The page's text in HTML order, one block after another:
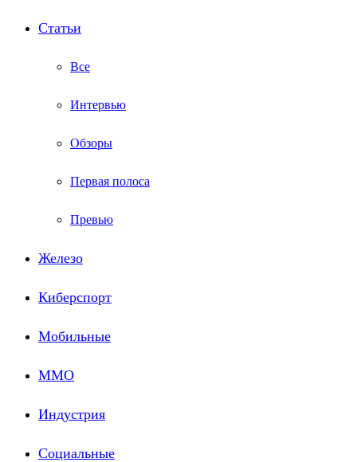
Статьи
Все
Интервью
Обзоры
Первая полоса
Превью
Железо
Киберспорт
Мобильные
ММО
Индустрия
Социальные